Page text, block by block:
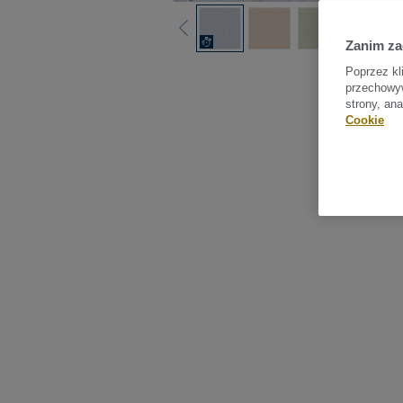
Zanim
Poprzez
strony,
Cookie